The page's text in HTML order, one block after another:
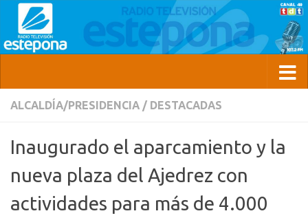
ALCALDÍA/PRESIDENCIA / DESTACADAS
Inaugurado el aparcamiento y la
nueva plaza del Ajedrez con
actividades para más de 4.000